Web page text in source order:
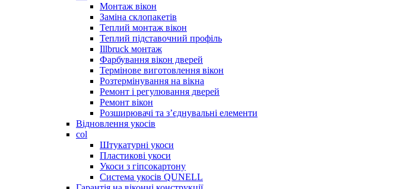
Монтаж вікон
Заміна склопакетів
Теплий монтаж вікон
Теплий підставочний профіль
Illbruck монтаж
Фарбування вікон дверей
Термінове виготовлення вікон
Розтермінування на вікна
Ремонт і регулювання дверей
Ремонт вікон
Розширювачі та з’єднувальні елементи
Відновлення укосів
col
Штукатурні укоси
Пластикові укоси
Укоси з гіпсокартону
Система укосів QUNELL